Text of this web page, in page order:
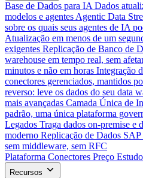
Base de Dados para IA Dados
modelos e agentes Agentic Data
sobre os quais seus agentes de IA
Atualização em menos de um
exigentes Replicação de Banco de
warehouse em tempo real, sem
minutos e não em horas Integração
conectores gerenciados, mantidos
reverso: leve os dados do seu data
mais avançadas Camada Única de
padrão, uma única plataforma
Legados Traga dados on-premise e
moderno Replicação de Dados SAP
sem middleware, sem RFC
Plataforma Conectores Preço
Recursos